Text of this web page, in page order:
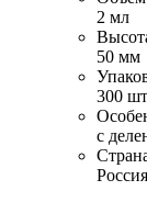
2 мл
50 мм
300 шт
с
Россия